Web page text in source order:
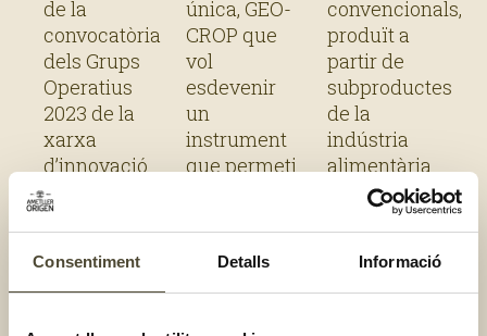
Consentiment Detalls Informació
de la
convocatòria
dels Grups
Operatius
2023 de la
xarxa
d’innovació
agroalimentària
i rural de
El projecte,
coordinat
única, GEO-
CROP que
vol
esdevenir
un
instrument
que permeti
d’orientació
cartogràfica
convencionals,
produït a
partir de
subproductes
de la
indústria
alimentària
substitució
i/o fibra de
coco, i que